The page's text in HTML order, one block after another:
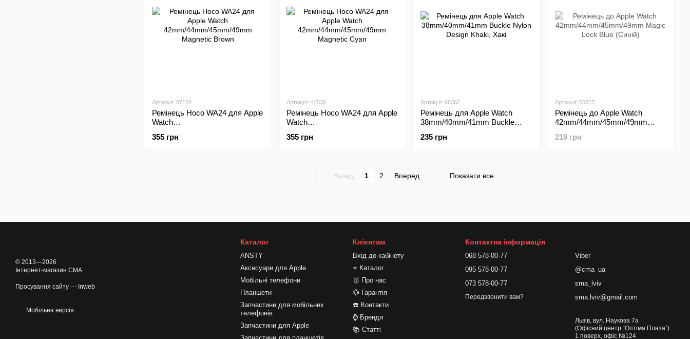
Артикул: 87154
Ремінець Hoco WA24 для Apple
Watch
Magnetic Brown
355 грн
Артикул: 44536
Ремінець Hoco WA24 для Apple
Watch
Magnetic Cyan
355 грн
Артикул: 66362
Ремінець для Apple Watch
38mm/40mm/41mm Buckle
235 грн
Артикул: 66015
Ремінець до Apple Watch
42mm/44mm/45mm/49mm
219 грн
Назад 1 2 Вперед Показати все
© 2013—2026
Інтернет-магазин CMA
Просування сайту — Inweb
Мобільна версія
Каталог
ANSTY
Аксесуари для Apple
Мобільні телефони
Планшети
Запчастини для мобільних
телефонів
Запчастини для Apple
Клієнтам
Вхід до кабінету
⭐ Каталог
🥇 Про нас
💱 Гарантія
☎️ Контакти
⌚ Бренди
📚 Статті
Контактна інформація
068 578-00-77
095 578-00-77
073 578-00-77
Передзвонити вам?
Viber
@cma_ua
sma_lviv
sma.lviv@gmail.com
Львів, вул. Наукова 7а
(Офісний центр “Оптіма Плаза”)
1 поверх, офіс №124